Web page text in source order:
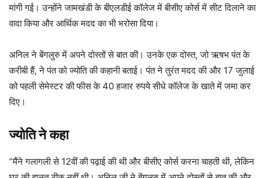
मांगी गई। उन्होंने जामखंडी के बीएलडीई कॉलेज में बीसीए कोर्स में सीट दिलाने का
वादा किया और आर्थिक मदद का भी भरोसा दिया।
अनिल ने बेंगलुरु में अपने दोस्तों से बात की। उनके एक दोस्त, जो ऋषभ पंत के
करीबी हैं, ने पंत को ज्योति की कहानी बताई। पंत ने तुरंत मदद की और 17 जुलाई
को पहली सेमेस्टर की फीस के 40 हजार रुपये सीधे कॉलेज के खाते में जमा कर
दिए।
ज्योति ने कहा
“मैंने गलागली से 12वीं की पढ़ाई की थी और बीसीए कोर्स करना चाहती थी, लेकिन